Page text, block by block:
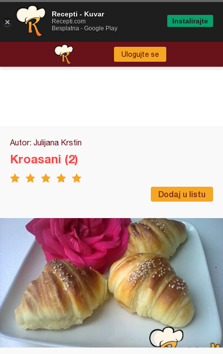
Ulogujte se
Autor: Julijana Krstin
Dodaj u listu
Kroasani (2)
Recepti - Kuvar
Recepti.com
Besplatna - Google Play
Instalirajte